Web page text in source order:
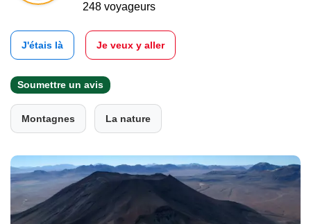
248 voyageurs
J'étais là Je veux y aller
Soumettre un avis
Montagnes La nature